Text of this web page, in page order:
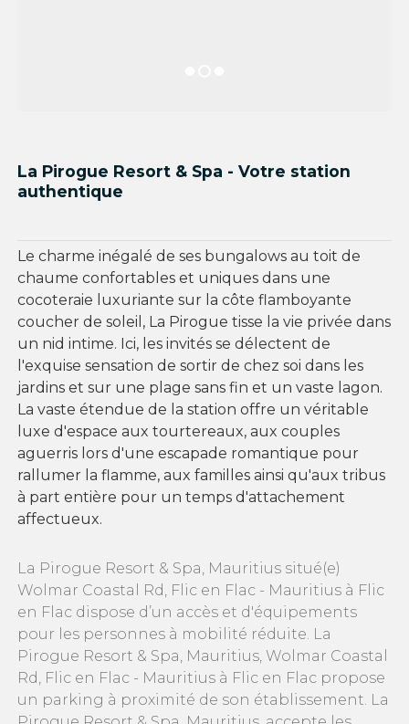
La Pirogue Resort & Spa - Votre station
authentique
Le charme inégalé de ses bungalows au toit de
chaume confortables et uniques dans une
cocoteraie luxuriante sur la côte flamboyante
coucher de soleil, La Pirogue tisse la vie privée dans
un nid intime. Ici, les invités se délectent de
l'exquise sensation de sortir de chez soi dans les
jardins et sur une plage sans fin et un vaste lagon.
La vaste étendue de la station offre un véritable
luxe d'espace aux tourtereaux, aux couples
aguerris lors d'une escapade romantique pour
rallumer la flamme, aux familles ainsi qu'aux tribus
à part entière pour un temps d'attachement
affectueux.
La Pirogue Resort & Spa, Mauritius situé(e)
Wolmar Coastal Rd, Flic en Flac - Mauritius à Flic
en Flac dispose d’un accès et d'équipements
pour les personnes à mobilité réduite. La
Pirogue Resort & Spa, Mauritius, Wolmar Coastal
Rd, Flic en Flac - Mauritius à Flic en Flac propose
un parking à proximité de son établissement. La